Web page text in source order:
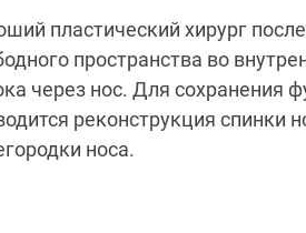
пластический хирург
пространства во
через нос. Для сохранения
реконструкция спинки
носа.